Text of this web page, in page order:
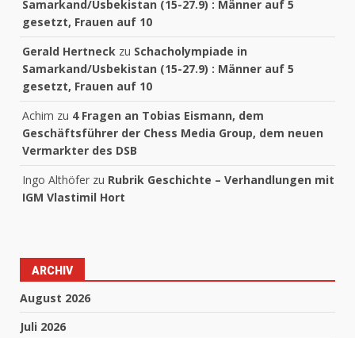
Samarkand/Usbekistan (15-27.9) : Männer auf 5
gesetzt, Frauen auf 10
Gerald Hertneck zu Schacholympiade in
Samarkand/Usbekistan (15-27.9) : Männer auf 5
gesetzt, Frauen auf 10
Achim zu 4 Fragen an Tobias Eismann, dem
Geschäftsführer der Chess Media Group, dem neuen
Vermarkter des DSB
Ingo Althöfer zu Rubrik Geschichte – Verhandlungen mit
IGM Vlastimil Hort
ARCHIV
August 2026
Juli 2026